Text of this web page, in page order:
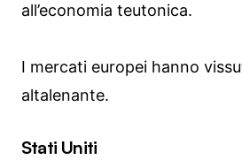
all’economia teutonica.
I mercati europei hanno
altalenante.
Stati Uniti